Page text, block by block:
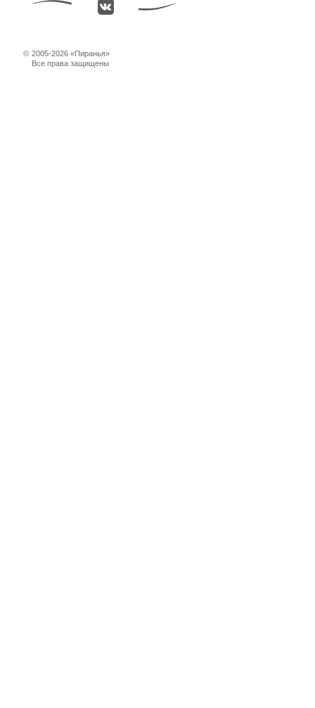
© 2005-2026 «Пиранья»
Все права защищены